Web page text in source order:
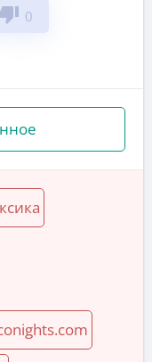
thumb_down 0